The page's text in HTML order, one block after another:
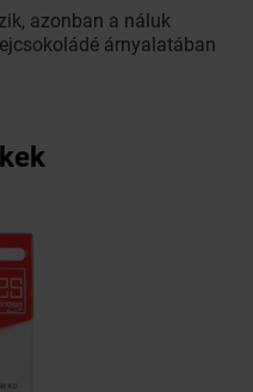
azonban a náluk
árnyalatában